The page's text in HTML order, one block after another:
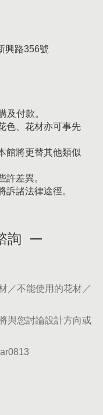
興路356號
及付款。
色、花材亦可事先
館將更替其他類似
許差異。
訴諸法律途徑。
詢
／不能使用的花材／
與您討論設計方向或